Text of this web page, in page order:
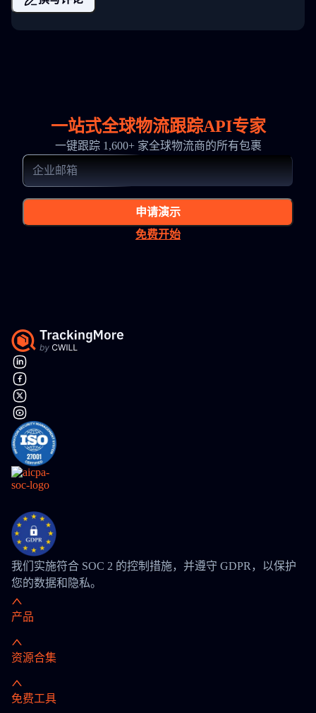
一站式全球物流跟踪API专家
一键跟踪 1,600+ 家全球物流商的所有包裹
申请演示
免费开始
我们实施符合 SOC 2 的控制措施，并遵守 GDPR，以保护
您的数据和隐私。
产品
资源合集
免费工具